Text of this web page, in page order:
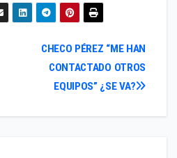
CHECO PÉREZ “ME HAN
CONTACTADO OTROS
EQUIPOS” ¿SE VA?